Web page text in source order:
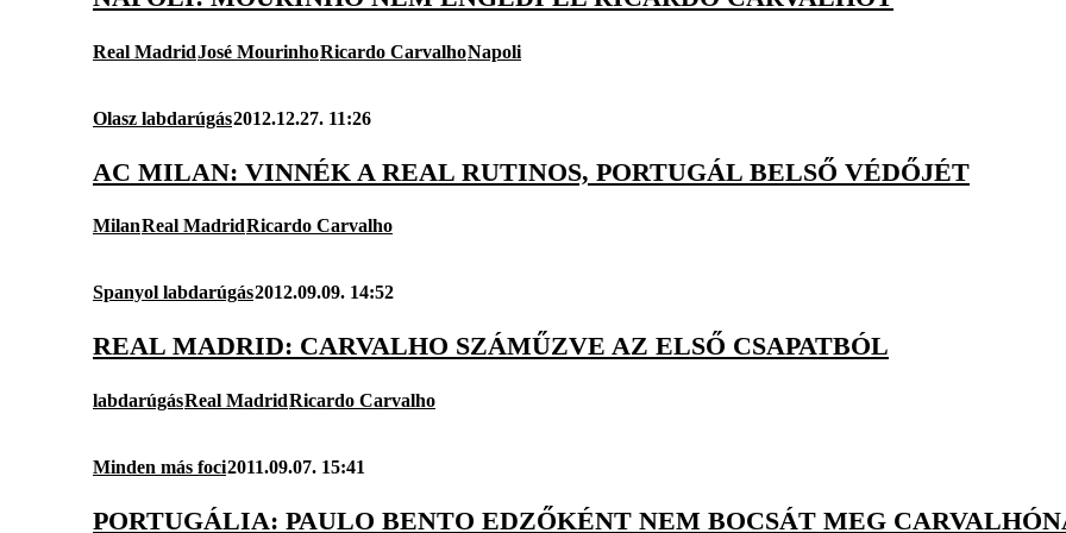
Real MadridJosé MourinhoRicardo CarvalhoNapoli
Olasz labdarúgás2012.12.27. 11:26
AC MILAN: VINNÉK A REAL RUTINOS, PORTUGÁL BELSŐ VÉDŐJÉT
MilanReal MadridRicardo Carvalho
Spanyol labdarúgás2012.09.09. 14:52
REAL MADRID: CARVALHO SZÁMŰZVE AZ ELSŐ CSAPATBÓL
labdarúgásReal MadridRicardo Carvalho
Minden más foci2011.09.07. 15:41
PORTUGÁLIA: PAULO BENTO EDZŐKÉNT NEM BOCSÁT MEG